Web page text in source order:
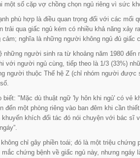
một số cặp vợ chồng chọn ngủ riêng vì sức
phù hợp là điều quan trọng đối với các mối
trải qua giấc ngủ kém có nhiều khả năng xảy
nghĩa là những người không ngủ đủ
những người sinh ra từ khoảng năm 1980
với người ngủ cùng, tiếp theo là 1/3 (33%)
người thuộc Thế hệ Z (chỉ nhóm người
biết:"Mặc dù thuật ngữ 'ly hôn khi ngủ' có vẻ
đến một phòng riêng vào ban đêm khi cần
khuyến khích đối tác đó nói chuyện với bác
chỉ gây phiền toái; đó là một triệu
chứng bệnh về giấc ngủ này, nhưng